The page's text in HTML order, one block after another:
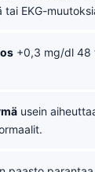
EKG-
+0,3 mg/dl 48
usein